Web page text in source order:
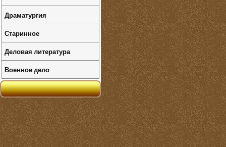
Драматургия
Старинное
Деловая литература
Военное дело